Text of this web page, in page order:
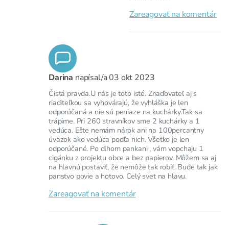
Zareagovať na komentár
Darina napísal/a03 okt 2023
Čistá pravda.U nás je toto isté. Zriaďovateľ aj s
riaditeľkou sa vyhovárajú, že vyhláška je len
odporúčaná a nie sú peniaze na kuchárky.Tak sa
trápime. Pri 260 stravníkov sme 2 kuchárky a 1
vedúca. Ešte nemám nárok ani na 100percantny
úväzok ako vedúca podľa nich. Všetko je len
odporúčané. Po dlhom pankani , vám vopchaju 1
cigánku z projektu obce a bez papierov. Môžem sa aj
na hlavnú postaviť, že nemôže tak robiť. Bude tak jak
panstvo povie a hotovo. Celý svet na hlavu.
Zareagovať na komentár